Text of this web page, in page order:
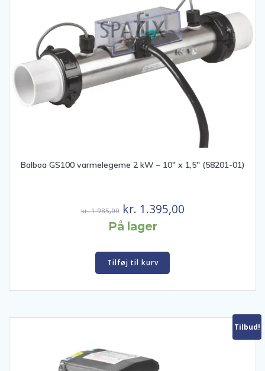
Balboa GS100 varmelegeme 2 kW – 10″ x 1,5″ (58201-01)
kr.1.985,00 Den
oprindelige
var:
kr. 1.985,00.
kr. 1.395,00Den
På lager
Tilføj til kurv
Tilbud!